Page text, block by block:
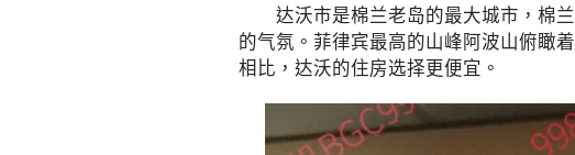
达沃市是棉兰老岛的最大城市，棉兰
的气氛。菲律宾最高的山峰阿波山俯瞰
相比，达沃的住房选择更便宜。